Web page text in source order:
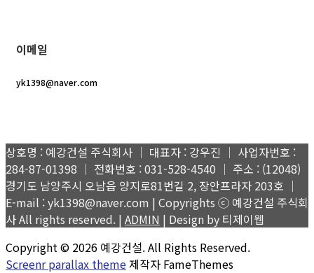
이메일
yk1398@naver.com
상호명 : 예강건설 주식회사 │ 대표자 : 강우진 │ 사업자번호 :
284-87-01398 │ 전화번호 : 031-528-4540 │ 주소 : (12048)
경기도 남양주시 오남읍 양지로81번길 2, 장안프라자 203호 │
E-mail : yk1398@naver.com | Copyrights ⓒ 예강건설 주식회
사 All rights reserved. | ADMIN | Design by 티제이웹
Copyright © 2026 예강건설. All Rights Reserved.
Screenr parallax theme제작자 FameThemes